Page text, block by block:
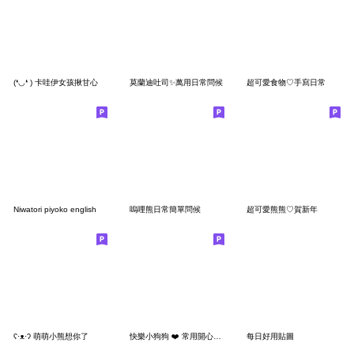
(❛◡❛ ) 卡哇伊女孩揪甘心 莫蘭迪吐司✨萬用日常問候 超可愛食物♡手寫日常
Niwatori piyoko english 嗚哩熊日常簡單問候 超可愛熊熊♡賀新年
ʕ·ᴥ·ʔ 萌萌小熊想你了 快樂小狗狗 ❤️ 常用開心禮貌篇 ❤️ 每日好用貼圖